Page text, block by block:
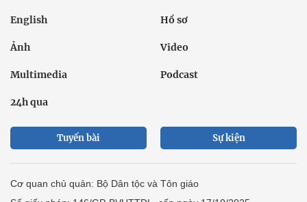
English Hồ sơ
Ảnh Video
Multimedia Podcast
24h qua
Tuyến bài Sự kiện
Cơ quan chủ quản: Bộ Dân tộc và Tôn giáo